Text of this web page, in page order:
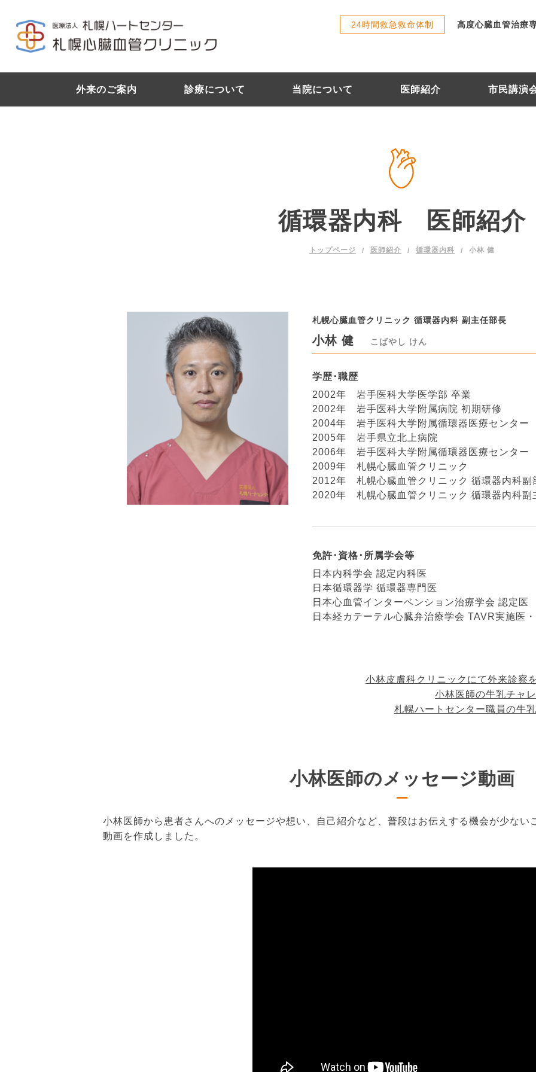
24時間救急救命体制 高度心臓血管治療
外来のご案内 診療について 当院について 医師紹介 市民講演
循環器内科 医師紹介
トップページ 医師紹介 循環器内科 小林 健
札幌心臓血管クリニック 循環器内科 副主任部長
小林 健 こばやし けん
学歴･職歴
2002年 岩手医科大学医学部 卒業
2002年 岩手医科大学附属病院 初期研修
2004年 岩手医科大学附属循環器医療センター
2005年 岩手県立北上病院
2006年 岩手医科大学附属循環器医療センター
2009年 札幌心臓血管クリニック
2012年 札幌心臓血管クリニック 循環器内科副
2020年 札幌心臓血管クリニック 循環器内科副
免許･資格･所属学会等
日本内科学会 認定内科医
日本循環器学 循環器専門医
日本心血管インターベンション治療学会 認定医
日本経カテーテル心臓弁治療学会 TAVR実施医
小林皮膚科クリニックにて外来診察
小林医師の牛乳チャ
札幌ハートセンター職員の牛
小林医師のメッセージ動画
小林医師から患者さんへのメッセージや想い、自己紹介など、普段はお伝えする機会が少ない
動画を作成しました。